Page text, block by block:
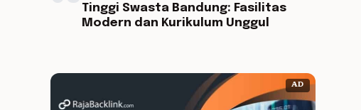
Tinggi Swasta Bandung: Fasilitas
Modern dan Kurikulum Unggul
AD